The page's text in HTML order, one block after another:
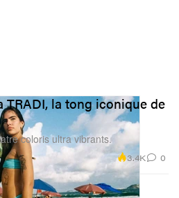
TRADI, la tong iconique de
coloris ultra vibrants.
3.4K 0